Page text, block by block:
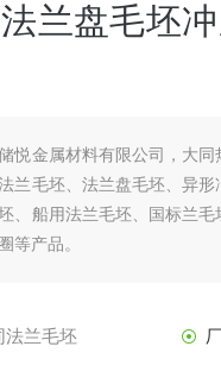
兰盘毛坯
悦金属材料有限公司，大
兰毛坯、法兰盘毛坯、异
、船用法兰毛坯、国标兰毛
等产品。
法兰毛坯